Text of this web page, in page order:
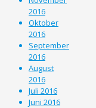
2016
Oktober
2016
September
2016
August
2016
Juli 2016
Juni 2016